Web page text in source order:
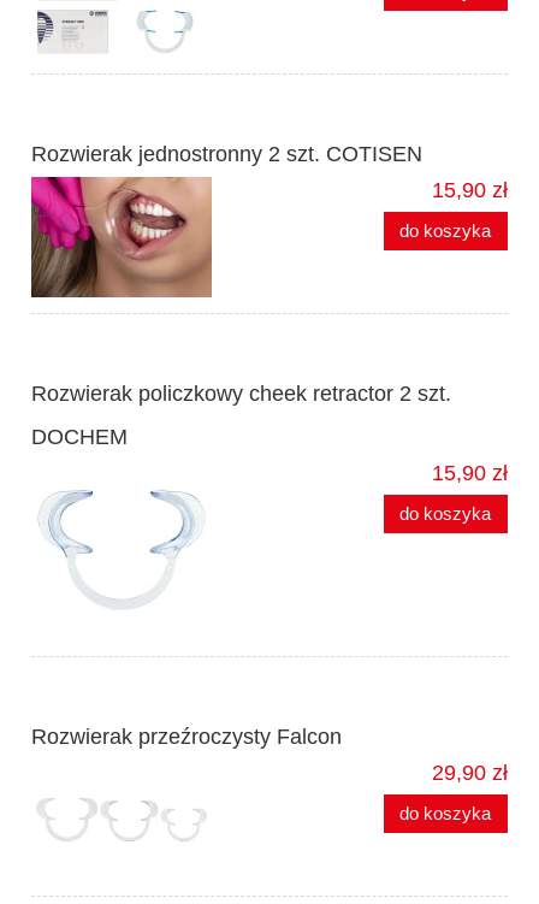
Rozwierak jednostronny 2 szt. COTISEN
15,90 zł
do koszyka
Rozwierak policzkowy cheek retractor 2 szt.
DOCHEM
15,90 zł
do koszyka
Rozwierak przeźroczysty Falcon
29,90 zł
do koszyka